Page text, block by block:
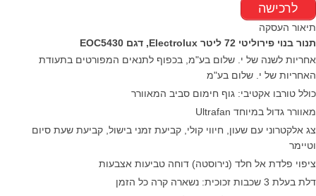
לרכישה
תיאור העסקה
תנור בנוי פירוליטי 72 ליטר Electrolux, דגם EOC5430
אחריות לשנה של י. שלום בע"מ, בכפוף לתנאים המפורטים בתעודת
האחריות של י. שלום בע"מ
כולל טורבו אקטיבי: גוף חימום סביב המאוורר
מאוורר גדול במיוחד Ultrafan
צג אלקטרוני עם שעון, חיווי קולי, קביעת זמני בישול, קביעת שעת סיום
וטיימר
ציפוי פלדת אל חלד (נירוסטה) דוחה טביעות אצבעות
דלת בעלת 3 שכבות זכוכית: נשארה קרה כל הזמן